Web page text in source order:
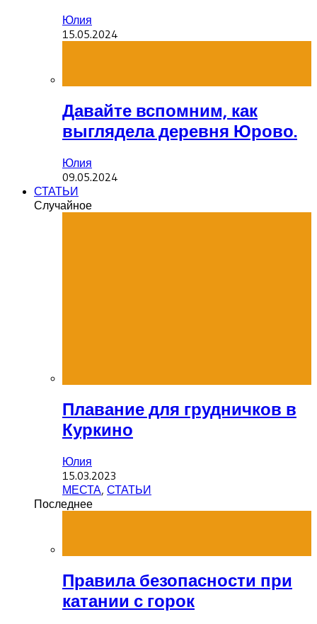
Юлия
15.05.2024
Давайте вспомним, как
выглядела деревня Юрово.
Юлия
09.05.2024
СТАТЬИ
Случайное
Плавание для грудничков в
Куркино
Юлия
15.03.2023
МЕСТА, СТАТЬИ
Последнее
Правила безопасности при
катании с горок